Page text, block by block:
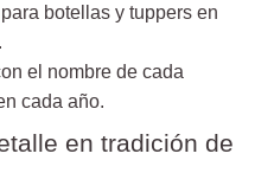
botellas y tuppers en
el nombre de cada
cada año.
en tradición de